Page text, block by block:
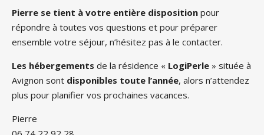
Pierre se tient à votre entière disposition pour
répondre à toutes vos questions et pour préparer
ensemble votre séjour, n’hésitez pas à le contacter.
Les hébergements de la résidence « LogiPerle » située à
Avignon sont disponibles toute l’année, alors n’attendez
plus pour planifier vos prochaines vacances.
Pierre